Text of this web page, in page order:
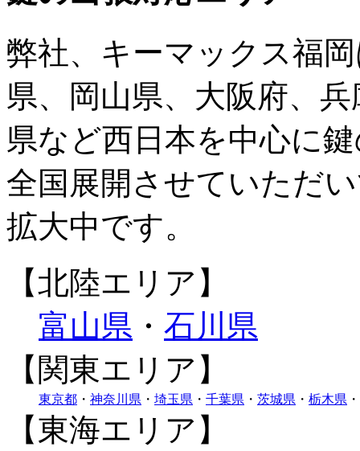
弊社、キーマックス福
県、岡山県、大阪府、
県など西日本を中心に
全国展開させていただ
拡大中です。
【北陸エリア】
富山県 ・ 石川県
【関東エリア】
東京都 ・ 神奈川県 ・ 埼玉県 ・ 千葉県 ・ 茨城県 ・ 栃木県 ・
【東海エリア】